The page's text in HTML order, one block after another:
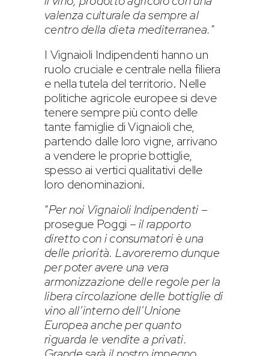
valenza culturale da sempre al
centro della dieta mediterranea.”
I Vignaioli Indipendenti hanno un
ruolo cruciale e centrale nella filiera
e nella tutela del territorio. Nelle
politiche agricole europee si deve
tenere sempre più conto delle
tante famiglie di Vignaioli che,
partendo dalle loro vigne, arrivano
a vendere le proprie bottiglie,
spesso ai vertici qualitativi delle
loro denominazioni.
“Per noi Vignaioli Indipendenti–
prosegue Poggi –il rapporto
diretto con i consumatori è una
delle priorità. Lavoreremo dunque
per poter avere una vera
armonizzazione delle regole per la
libera circolazione delle bottiglie di
vino all’interno dell’Unione
Europea anche per quanto
riguarda le vendite a privati.